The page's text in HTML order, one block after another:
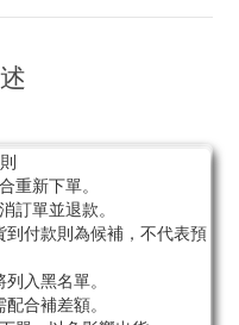
重新下單。
訂單並退款。
付款則為候補，不代表預
入黑名單。
合補差額。